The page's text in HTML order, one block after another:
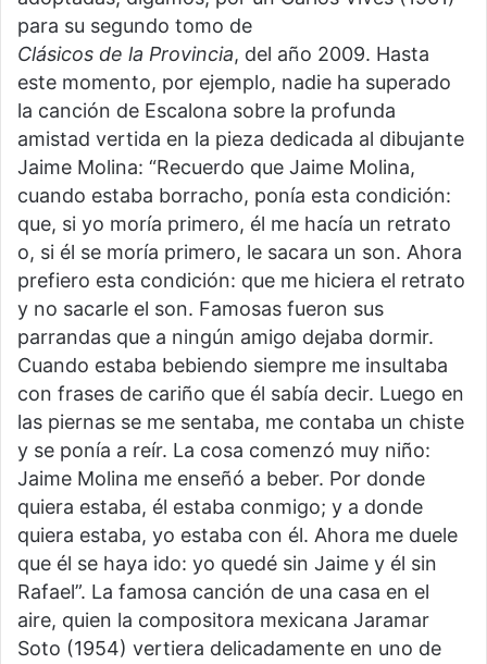
para su segundo tomo de
Clásicos de la Provincia, del año 2009. Hasta
este momento, por ejemplo, nadie ha superado
la canción de Escalona sobre la profunda
amistad vertida en la pieza dedicada al dibujante
Jaime Molina: “Recuerdo que Jaime Molina,
cuando estaba borracho, ponía esta condición:
que, si yo moría primero, él me hacía un retrato
o, si él se moría primero, le sacara un son. Ahora
prefiero esta condición: que me hiciera el retrato
y no sacarle el son. Famosas fueron sus
parrandas que a ningún amigo dejaba dormir.
Cuando estaba bebiendo siempre me insultaba
con frases de cariño que él sabía decir. Luego en
las piernas se me sentaba, me contaba un chiste
y se ponía a reír. La cosa comenzó muy niño:
Jaime Molina me enseñó a beber. Por donde
quiera estaba, él estaba conmigo; y a donde
quiera estaba, yo estaba con él. Ahora me duele
que él se haya ido: yo quedé sin Jaime y él sin
Rafael”. La famosa canción de una casa en el
aire, quien la compositora mexicana Jaramar
Soto (1954) vertiera delicadamente en uno de